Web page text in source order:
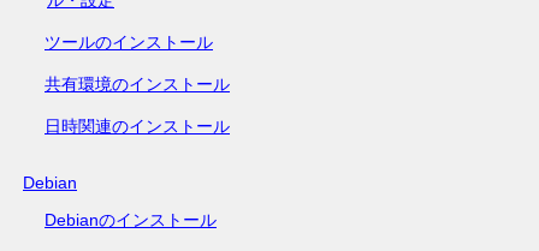
ツールのインストール
共有環境のインストール
日時関連のインストール
Debian
Debianのインストール